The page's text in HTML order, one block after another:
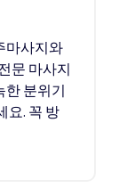
마사지와
문 마사지
한 분위기
요. 꼭 방